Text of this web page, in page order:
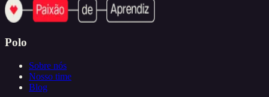
Polo
Sobre nós
Nosso time
Blog